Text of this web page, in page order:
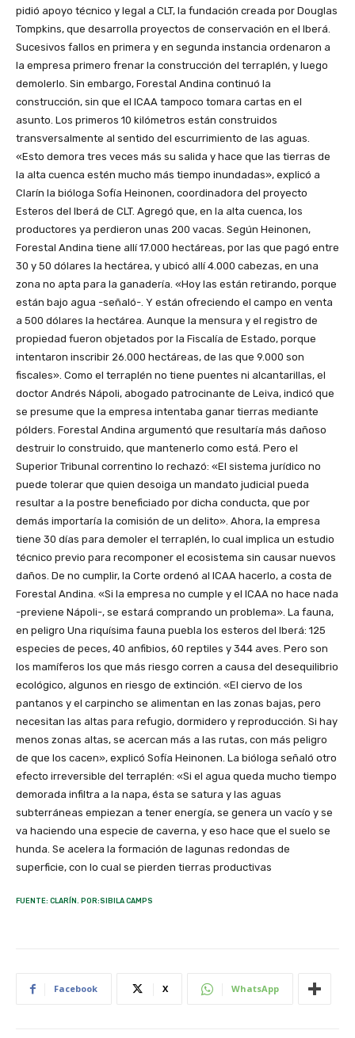
pidió apoyo técnico y legal a CLT, la fundación creada por Douglas
Tompkins, que desarrolla proyectos de conservación en el Iberá.
Sucesivos fallos en primera y en segunda instancia ordenaron a
la empresa primero frenar la construcción del terraplén, y luego
demolerlo. Sin embargo, Forestal Andina continuó la
construcción, sin que el ICAA tampoco tomara cartas en el
asunto. Los primeros 10 kilómetros están construidos
transversalmente al sentido del escurrimiento de las aguas.
«Esto demora tres veces más su salida y hace que las tierras de
la alta cuenca estén mucho más tiempo inundadas», explicó a
Clarín la bióloga Sofía Heinonen, coordinadora del proyecto
Esteros del Iberá de CLT. Agregó que, en la alta cuenca, los
productores ya perdieron unas 200 vacas. Según Heinonen,
Forestal Andina tiene allí 17.000 hectáreas, por las que pagó entre
30 y 50 dólares la hectárea, y ubicó allí 4.000 cabezas, en una
zona no apta para la ganadería. «Hoy las están retirando, porque
están bajo agua -señaló-. Y están ofreciendo el campo en venta
a 500 dólares la hectárea. Aunque la mensura y el registro de
propiedad fueron objetados por la Fiscalía de Estado, porque
intentaron inscribir 26.000 hectáreas, de las que 9.000 son
fiscales». Como el terraplén no tiene puentes ni alcantarillas, el
doctor Andrés Nápoli, abogado patrocinante de Leiva, indicó que
se presume que la empresa intentaba ganar tierras mediante
pólders. Forestal Andina argumentó que resultaría más dañoso
destruir lo construido, que mantenerlo como está. Pero el
Superior Tribunal correntino lo rechazó: «El sistema jurídico no
puede tolerar que quien desoiga un mandato judicial pueda
resultar a la postre beneficiado por dicha conducta, que por
demás importaría la comisión de un delito». Ahora, la empresa
tiene 30 días para demoler el terraplén, lo cual implica un estudio
técnico previo para recomponer el ecosistema sin causar nuevos
daños. De no cumplir, la Corte ordenó al ICAA hacerlo, a costa de
Forestal Andina. «Si la empresa no cumple y el ICAA no hace nada
-previene Nápoli-, se estará comprando un problema». La fauna,
en peligro Una riquísima fauna puebla los esteros del Iberá: 125
especies de peces, 40 anfibios, 60 reptiles y 344 aves. Pero son
los mamíferos los que más riesgo corren a causa del desequilibrio
ecológico, algunos en riesgo de extinción. «El ciervo de los
pantanos y el carpincho se alimentan en las zonas bajas, pero
necesitan las altas para refugio, dormidero y reproducción. Si hay
menos zonas altas, se acercan más a las rutas, con más peligro
de que los cacen», explicó Sofía Heinonen. La bióloga señaló otro
efecto irreversible del terraplén: «Si el agua queda mucho tiempo
demorada infiltra a la napa, ésta se satura y las aguas
subterráneas empiezan a tener energía, se genera un vacío y se
va haciendo una especie de caverna, y eso hace que el suelo se
hunda. Se acelera la formación de lagunas redondas de
superficie, con lo cual se pierden tierras productivas
FUENTE: CLARÍN. POR:SIBILA CAMPS
Facebook X WhatsApp